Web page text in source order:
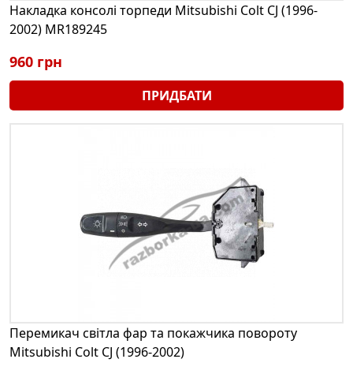
Накладка консолі торпеди Mitsubishi Colt CJ (1996-
2002) MR189245
960 грн
ПРИДБАТИ
Перемикач світла фар та покажчика повороту
Mitsubishi Colt CJ (1996-2002)